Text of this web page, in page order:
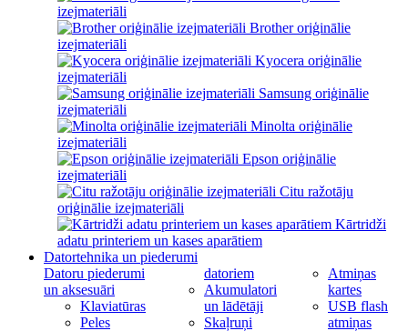
izejmateriāli
Brother oriģinālie
izejmateriāli
Kyocera oriģinālie
izejmateriāli
Samsung oriģinālie
izejmateriāli
Minolta oriģinālie
izejmateriāli
Epson oriģinālie
izejmateriāli
Citu ražotāju
oriģinālie izejmateriāli
Kārtridži
adatu printeriem un kases aparātiem
Datortehnika un piederumi
Datoru piederumi
un aksesuāri
Klaviatūras
Peles
datoriem
Akumulatori
un lādētāji
Skaļruņi
Atmiņas
kartes
USB flash
atmiņas